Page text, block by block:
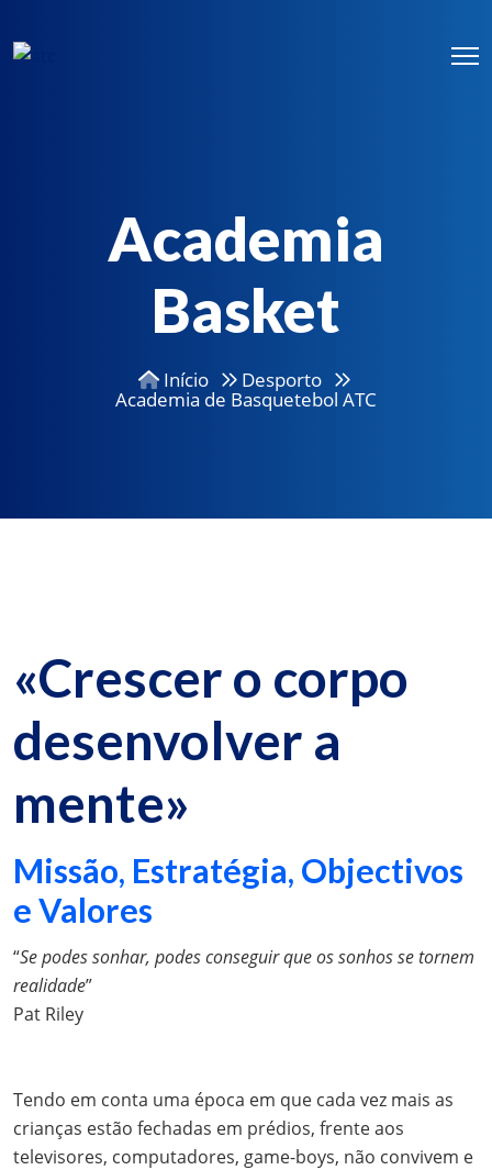
Academia
Basket
Início Desporto
Academia de Basquetebol ATC
«Crescer o corpo
desenvolver a
mente»
Missão, Estratégia, Objectivos
e Valores
“Se podes sonhar, podes conseguir que os sonhos se tornem
realidade”
Pat Riley
Tendo em conta uma época em que cada vez mais as
crianças estão fechadas em prédios, frente aos
televisores, computadores, game-boys, não convivem e